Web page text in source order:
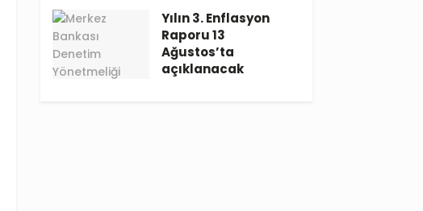
Yılın 3. Enflasyon
Raporu 13
Ağustos’ta
açıklanacak